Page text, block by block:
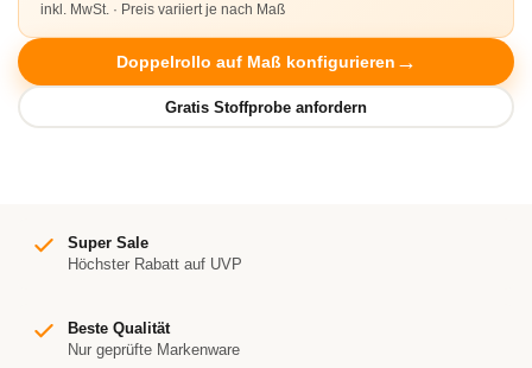
inkl. MwSt. · Preis variiert je nach Maß
Doppelrollo auf Maß konfigurieren
Super Sale
Höchster Rabatt auf UVP
Beste Qualität
Nur geprüfte Markenware